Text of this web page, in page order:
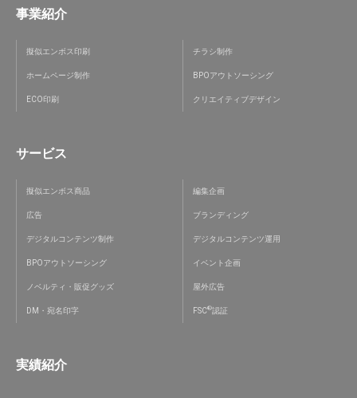
事業紹介
擬似エンボス印刷 チラシ制作
ホームページ制作 BPOアウトソーシング
ECO印刷 クリエイティブデザイン
サービス
擬似エンボス商品 編集企画
広告 ブランディング
デジタルコンテンツ制作 デジタルコンテンツ運用
BPOアウトソーシング イベント企画
ノベルティ・販促グッズ 屋外広告
DM・宛名印字 FSC®認証
実績紹介